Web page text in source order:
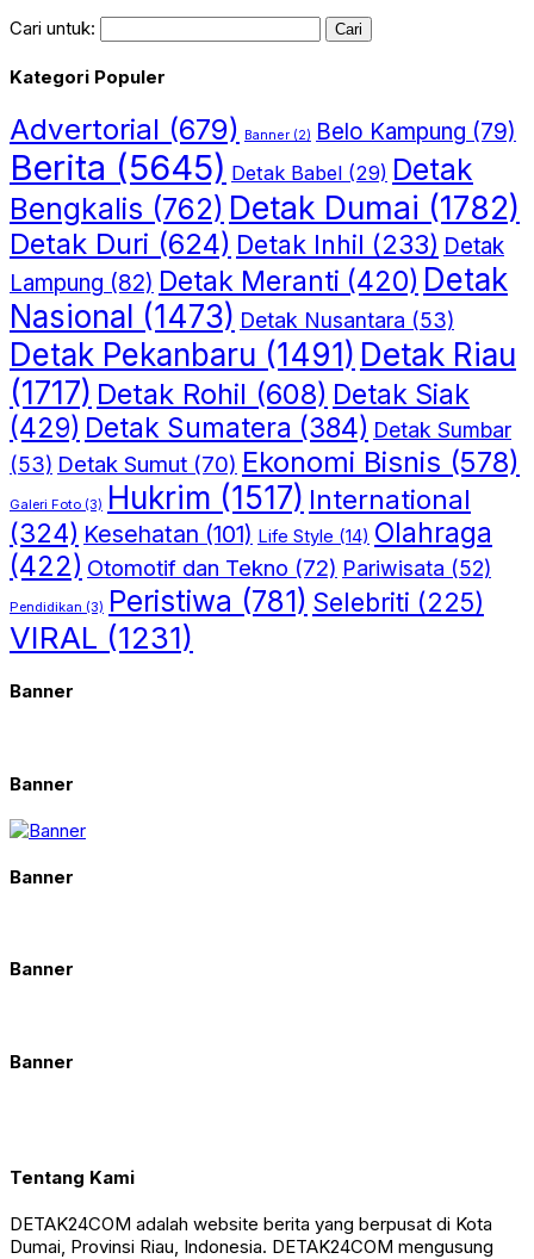
Cari untuk:
Kategori Populer
Advertorial (679) Banner (2) Belo Kampung (79)
Berita (5645) Detak Babel (29) Detak
Bengkalis (762) Detak Dumai (1782)
Detak Duri (624) Detak Inhil (233) Detak
Lampung (82) Detak Meranti (420) Detak
Nasional (1473) Detak Nusantara (53)
Detak Pekanbaru (1491) Detak Riau
(1717) Detak Rohil (608) Detak Siak
(429) Detak Sumatera (384) Detak Sumbar
(53) Detak Sumut (70) Ekonomi Bisnis (578)
Galeri Foto (3) Hukrim (1517) International
(324) Kesehatan (101) Life Style (14) Olahraga
(422) Otomotif dan Tekno (72) Pariwisata (52)
Pendidikan (3) Peristiwa (781) Selebriti (225)
VIRAL (1231)
Banner
Banner
Banner
Banner
Banner
Tentang Kami
DETAK24COM adalah website berita yang berpusat di Kota
Dumai, Provinsi Riau, Indonesia. DETAK24COM mengusung